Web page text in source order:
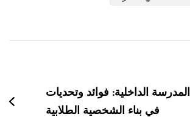
المدرسة الداخلية: فوائد وتحديات
في بناء الشخصية الطلابية